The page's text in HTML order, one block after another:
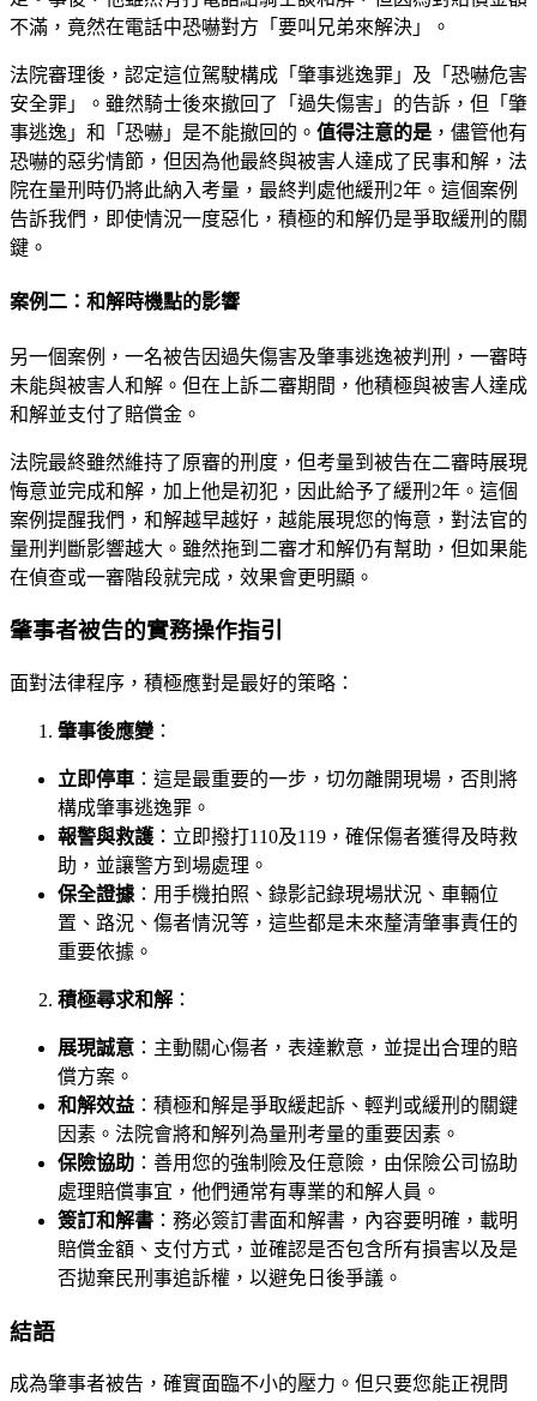
不滿，竟然在電話中恐嚇對方「要叫兄弟來解決」。
法院審理後，認定這位駕駛構成「肇事逃逸罪」及「恐嚇危害
安全罪」。雖然騎士後來撤回了「過失傷害」的告訴，但「肇
事逃逸」和「恐嚇」是不能撤回的。 值得注意的是 ，儘管他有
恐嚇的惡劣情節，但因為他最終與被害人達成了民事和解，法
院在量刑時仍將此納入考量，最終判處他緩刑2年。這個案例
告訴我們，即使情況一度惡化，積極的和解仍是爭取緩刑的關
鍵。
案例二：和解時機點的影響
另一個案例，一名被告因過失傷害及肇事逃逸被判刑，一審時
未能與被害人和解。但在上訴二審期間，他積極與被害人達成
和解並支付了賠償金。
法院最終雖然維持了原審的刑度，但考量到被告在二審時展現
悔意並完成和解，加上他是初犯，因此給予了緩刑2年。這個
案例提醒我們，和解越早越好，越能展現您的悔意，對法官的
量刑判斷影響越大。雖然拖到二審才和解仍有幫助，但如果能
在偵查或一審階段就完成，效果會更明顯。
肇事者被告的實務操作指引
面對法律程序，積極應對是最好的策略：
肇事後應變 ：
立即停車 ：這是最重要的一步，切勿離開現場，否則將
構成肇事逃逸罪。
報警與救護 ：立即撥打110及119，確保傷者獲得及時救
助，並讓警方到場處理。
保全證據 ：用手機拍照、錄影記錄現場狀況、車輛位
置、路況、傷者情況等，這些都是未來釐清肇事責任的
重要依據。
積極尋求和解 ：
展現誠意 ：主動關心傷者，表達歉意，並提出合理的賠
償方案。
和解效益 ：積極和解是爭取緩起訴、輕判或緩刑的關鍵
因素。法院會將和解列為量刑考量的重要因素。
保險協助 ：善用您的強制險及任意險，由保險公司協助
處理賠償事宜，他們通常有專業的和解人員。
簽訂和解書 ：務必簽訂書面和解書，內容要明確，載明
賠償金額、支付方式，並確認是否包含所有損害以及是
否拋棄民刑事追訴權，以避免日後爭議。
結語
成為肇事者被告，確實面臨不小的壓力。但只要您能正視問